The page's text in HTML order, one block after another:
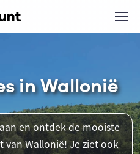
in Wallonië
en ontdek de mooiste
Wallonië! Je ziet ook